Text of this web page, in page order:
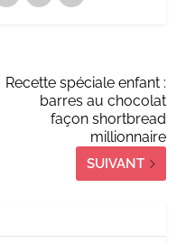
Recette spéciale enfant :
barres au chocolat
façon shortbread
millionnaire
SUIVANT